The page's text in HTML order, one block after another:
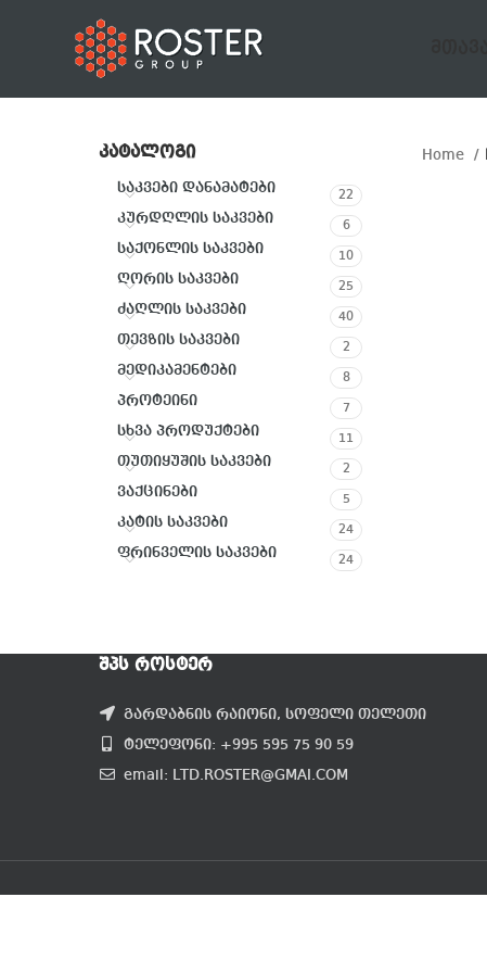
ᲙᲐᲢᲐᲚᲝᲒᲘ
საკვები დანამატები 22
კურდღლის საკვები 6
საქონლის საკვები 10
ღორის საკვები 25
ძაღლის საკვები 40
თევზის საკვები 2
მედიკამენტები 8
პროტეინი 7
სხვა პროდუქტები 11
თუთიყუშის საკვები 2
ვაქცინები 5
კატის საკვები 24
ფრინველის საკვები 24
Home
ᲨᲞᲡ ᲠᲝᲡᲢᲔᲠ
გარდაბნის რაიონი, სოფელი თელეთი
ტელეფონი: +995 595 75 90 59
email: LTD.ROSTER@GMAI.COM